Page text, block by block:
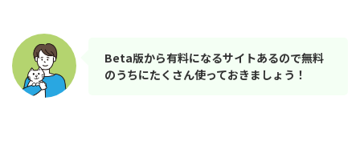
Beta版から有料になるサイトあるので無料
のうちにたくさん使っておきましょう！